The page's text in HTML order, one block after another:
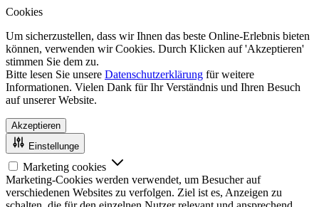
Cookies
Um sicherzustellen, dass wir Ihnen das beste Online-Erlebnis bieten
können, verwenden wir Cookies. Durch Klicken auf 'Akzeptieren'
stimmen Sie dem zu.
Bitte lesen Sie unsere Datenschutzerklärung für weitere
Informationen. Vielen Dank für Ihr Verständnis und Ihren Besuch
auf unserer Website.
Akzeptieren
Einstellunge
Marketing cookies
Marketing-Cookies werden verwendet, um Besucher auf
verschiedenen Websites zu verfolgen. Ziel ist es, Anzeigen zu